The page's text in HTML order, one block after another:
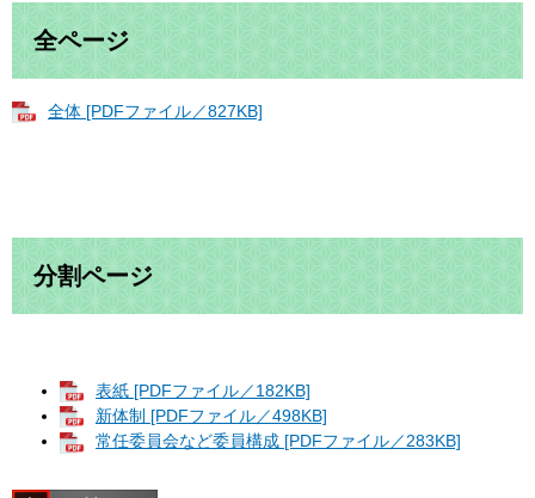
全ページ
全体 [PDFファイル／827KB]
分割ページ
表紙 [PDFファイル／182KB]
新体制 [PDFファイル／498KB]
常任委員会など委員構成 [PDFファイル／283KB]